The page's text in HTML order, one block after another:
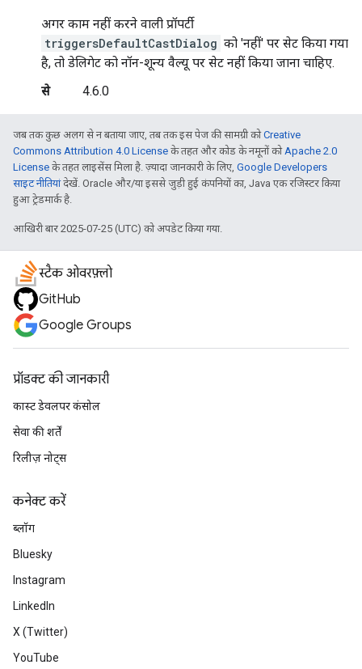
अगर काम नहीं करने वाली प्रॉपर्टी
triggersDefaultCastDialog को 'नहीं' पर सेट किया गया
है, तो डेलिगेट को नॉन-शून्य वैल्यू पर सेट नहीं किया जाना चाहिए.
से
4.6.0
जब तक कुछ अलग से न बताया जाए, तब तक इस पेज की सामग्री कोCreative
Commons Attribution 4.0 License के तहत और कोड के नमूनों को Apache 2.0
License के तहत लाइसेंस मिला है. ज़्यादा जानकारी के लिए, Google Developers
साइट नीतियांदेखें. Oracle और/या इससे जुड़ी हुई कंपनियों का, Java एक रजिस्टर किया
हुआ ट्रेडमार्क है.
आखिरी बार 2025-07-25 (UTC) को अपडेट किया गया.
स्टैक ओवरफ़्लो
GitHub
Google Groups
प्रॉडक्ट की जानकारी
कास्ट डेवलपर कंसोल
सेवा की शर्तें
रिलीज़ नोट्स
कनेक्ट करें
ब्लॉग
Bluesky
Instagram
LinkedIn
X (Twitter)
YouTube